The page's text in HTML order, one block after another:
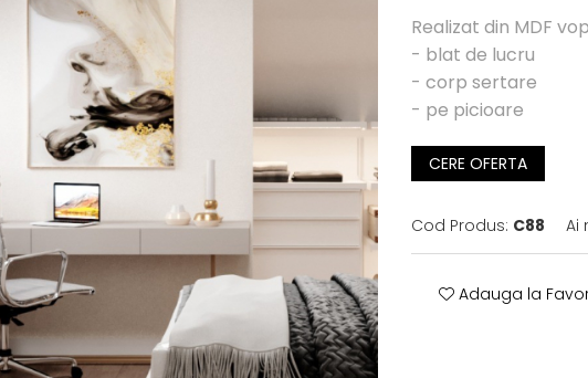
Realizat din MDF
- blat de lucru
- corp sertare
- pe picioare
CERE OFERTA
Cod Produs: C88 Ai
Adauga la